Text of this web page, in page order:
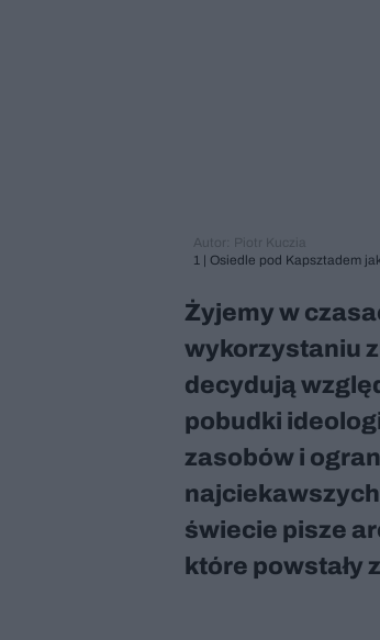
Autor: Piotr Kuczia
1 | Osiedle pod Kapsztadem
Żyjemy w
wykorzystaniu
decydują
pobudki
zasobów i
świecie pisze
które powstały